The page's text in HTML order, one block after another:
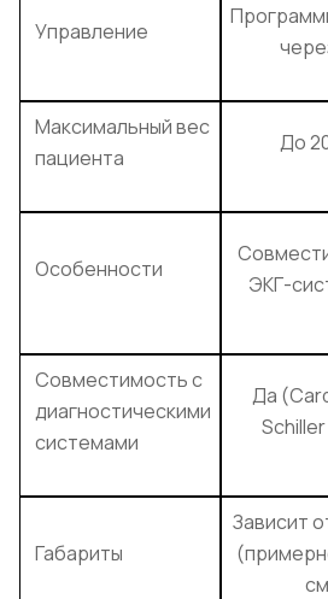
Управление
Максимальный вес
пациента
До
Особенности
ЭКГ-
Совместимость с
диагностическими
системами
Да
Габариты
Зависит